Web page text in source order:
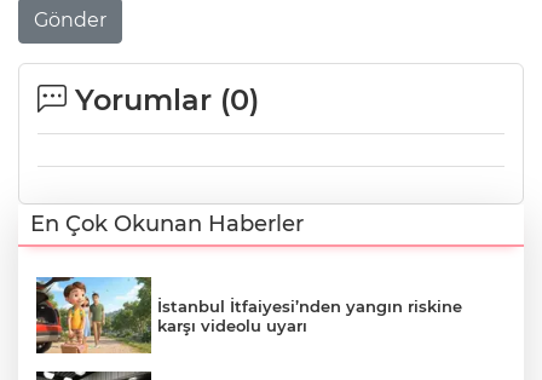
Gönder
Yorumlar (0)
En Çok Okunan Haberler
İstanbul İtfaiyesi’nden yangın riskine
karşı videolu uyarı